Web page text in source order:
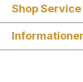
Shop Service